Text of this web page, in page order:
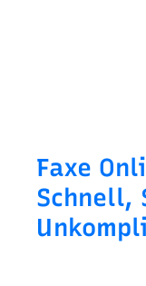
Faxe
Schnell,